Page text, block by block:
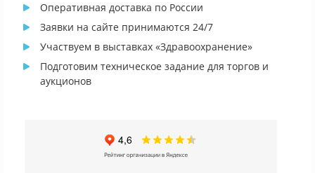
Оперативная доставка по России
Заявки на сайте принимаются 24/7
Участвуем в выставках «Здравоохранение»
Подготовим техническое задание для торгов и
аукционов